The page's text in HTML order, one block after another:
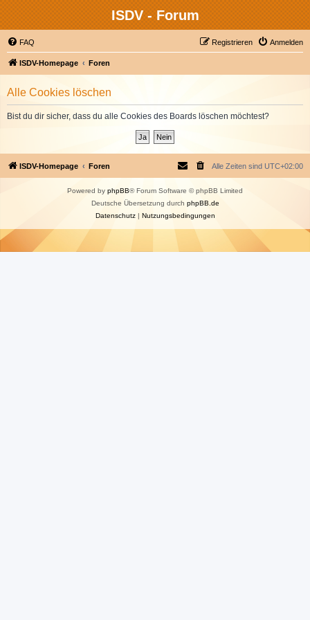
ISDV - Forum
FAQ Anmelden
Registrieren
ISDV-Homepage Foren
Alle Cookies löschen
Bist du dir sicher, dass du alle Cookies des Boards löschen möchtest?
ISDV-Homepage Foren Alle Zeiten sind UTC+02:00
Powered by phpBB® Forum Software © phpBB Limited
Deutsche Übersetzung durch phpBB.de
Datenschutz| Nutzungsbedingungen